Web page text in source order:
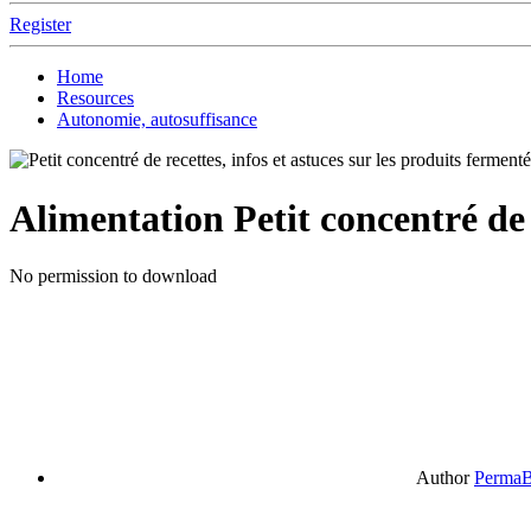
Register
Home
Resources
Autonomie, autosuffisance
Alimentation Petit concentré
No permission to download
Author